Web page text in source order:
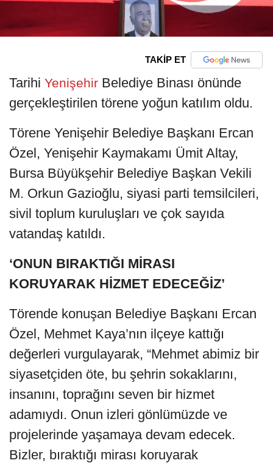
TAKİP ET
Tarihi Yenişehir Belediye Binası önünde
gerçekleştirilen törene yoğun katılım oldu.
Törene Yenişehir Belediye Başkanı Ercan
Özel, Yenişehir Kaymakamı Ümit Altay,
Bursa Büyükşehir Belediye Başkan Vekili
M. Orkun Gazioğlu, siyasi parti temsilcileri,
sivil toplum kuruluşları ve çok sayıda
vatandaş katıldı.
‘ONUN BIRAKTIĞI MİRASI
KORUYARAK HİZMET EDECEĞİZ’
Törende konuşan Belediye Başkanı Ercan
Özel, Mehmet Kaya’nın ilçeye kattığı
değerleri vurgulayarak, “Mehmet abimiz bir
siyasetçiden öte, bu şehrin sokaklarını,
insanını, toprağını seven bir hizmet
adamıydı. Onun izleri gönlümüzde ve
projelerinde yaşamaya devam edecek.
Bizler, bıraktığı mirası koruyarak